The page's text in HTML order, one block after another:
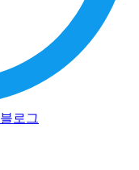
블로그